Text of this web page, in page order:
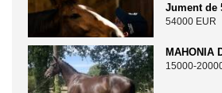
Jument de
54000 EUR
MAHONIA
15000-